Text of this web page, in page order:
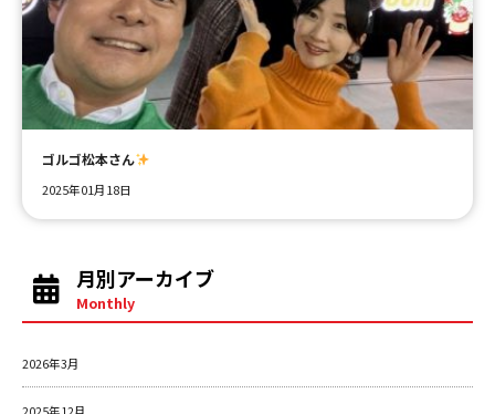
ゴルゴ松本さん
2025年01月18日
月別アーカイブ
Monthly
2026年3月